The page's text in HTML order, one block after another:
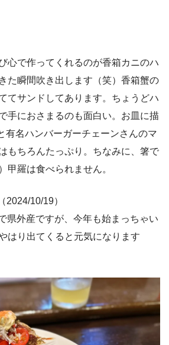
心で作ってくれるのが香箱カニのハ
た瞬間吹き出します（笑）香箱蟹の
てサンドしてあります。ちょうどハ
手におさまるのも面白い。お皿に描
有名ハンバーガーチェーンさんのマ
もちろんたっぷり。ちなみに、箸で
甲羅は食べられません。
2024/10/19）
県外産ですが、今年も始まっちゃい
はり出てくると元気になります